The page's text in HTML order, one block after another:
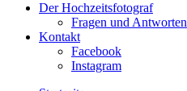
Der Hochzeitsfotograf
Fragen und Antworten
Kontakt
Facebook
Instagram